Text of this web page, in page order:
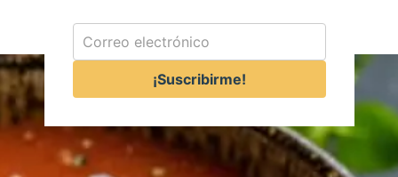
¡Suscribirme!